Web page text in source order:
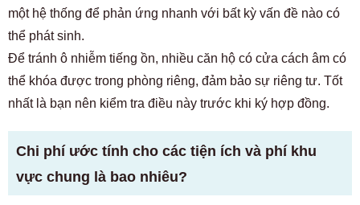
một hệ thống để phản ứng nhanh với bất kỳ vấn đề nào có
thể phát sinh.
Để tránh ô nhiễm tiếng ồn, nhiều căn hộ có cửa cách âm có
thể khóa được trong phòng riêng, đảm bảo sự riêng tư. Tốt
nhất là bạn nên kiểm tra điều này trước khi ký hợp đồng.
Chi phí ước tính cho các tiện ích và phí khu
vực chung là bao nhiêu?